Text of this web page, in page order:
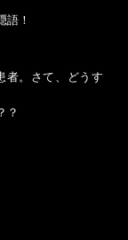
語！
者。さて、どうす
？